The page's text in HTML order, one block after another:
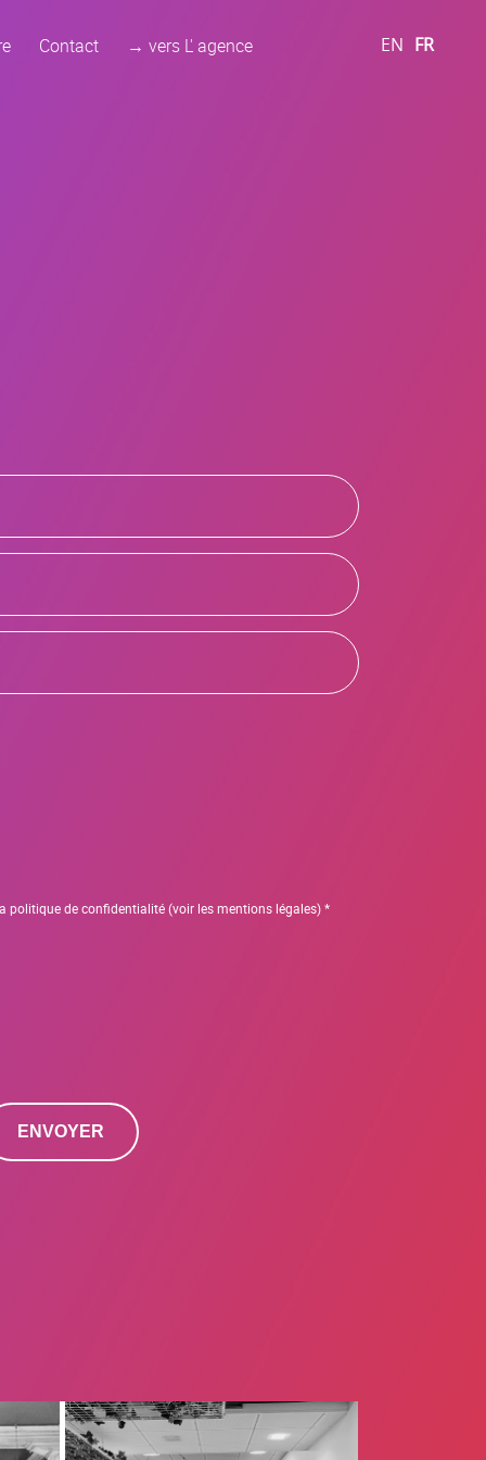
Contact → vers L' agence EN FR
politique de confidentialité (voir les mentions légales) *